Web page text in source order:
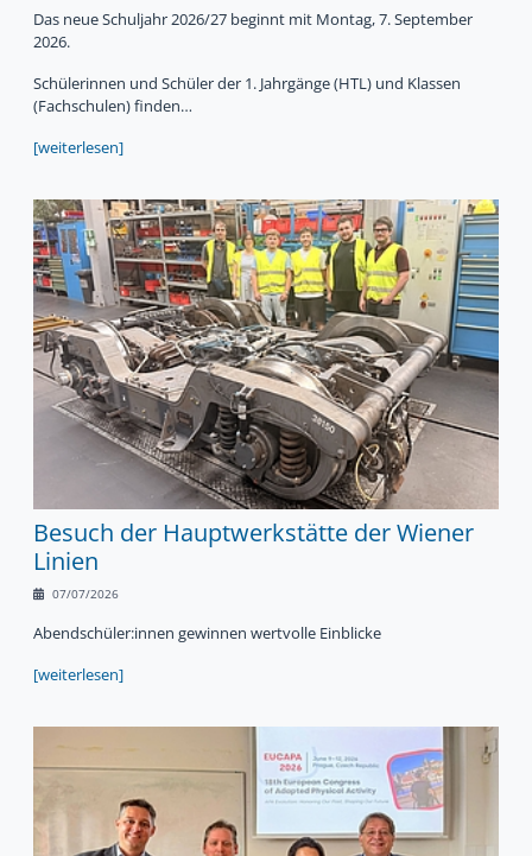
Das neue Schuljahr 2026/27 beginnt mit Montag, 7. September
2026.
Schülerinnen und Schüler der 1. Jahrgänge (HTL) und Klassen
(Fachschulen) finden…
[weiterlesen]
Besuch der Hauptwerkstätte der Wiener
Linien
07/07/2026
Abendschüler:innen gewinnen wertvolle Einblicke
[weiterlesen]